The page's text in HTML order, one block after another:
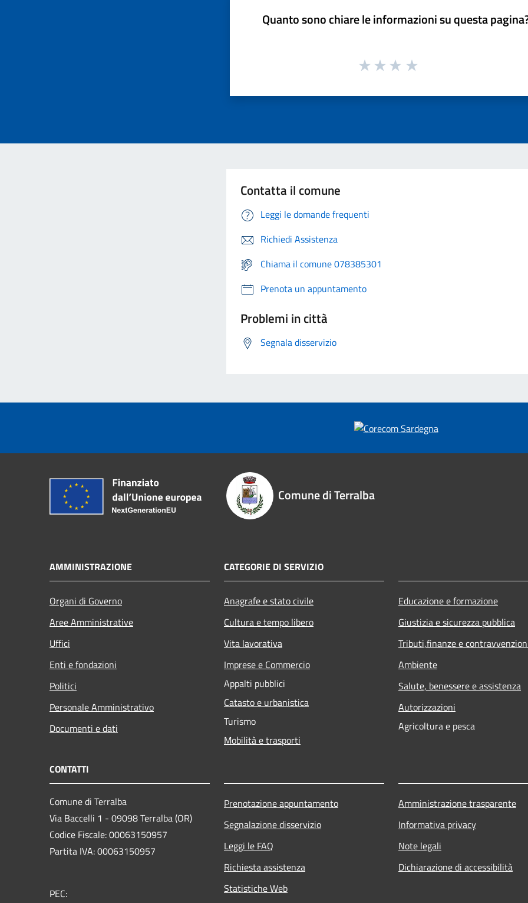
Quanto sono chiare le informazioni su questa
Contatta il comune
Leggi le domande frequenti
Richiedi Assistenza
Chiama il comune 078385301
Prenota un appuntamento
Problemi in città
Segnala disservizio
Comune di Terralba
AMMINISTRAZIONE
Organi di Governo
Aree Amministrative
Uffici
Enti e fondazioni
Politici
Personale Amministrativo
Documenti e dati
CATEGORIE DI SERVIZIO
Anagrafe e stato civile
Cultura e tempo libero
Vita lavorativa
Imprese e Commercio
Appalti pubblici
Catasto e urbanistica
Turismo
Mobilità e trasporti
Educazione e formazione
Giustizia e sicurezza pubblica
Tributi,finanze e
Ambiente
Salute, benessere e assistenza
Autorizzazioni
Agricoltura e pesca
CONTATTI
Comune di Terralba
Via Baccelli 1 - 09098 Terralba (OR)
Codice Fiscale: 00063150957
Partita IVA: 00063150957
PEC:
Prenotazione appuntamento
Segnalazione disservizio
Leggi le FAQ
Richiesta assistenza
Statistiche Web
Amministrazione trasparente
Informativa privacy
Note legali
Dichiarazione di accessibilità